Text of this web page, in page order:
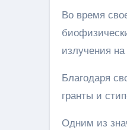
Во время
излучения
Благодаря
гранты и
Одним из